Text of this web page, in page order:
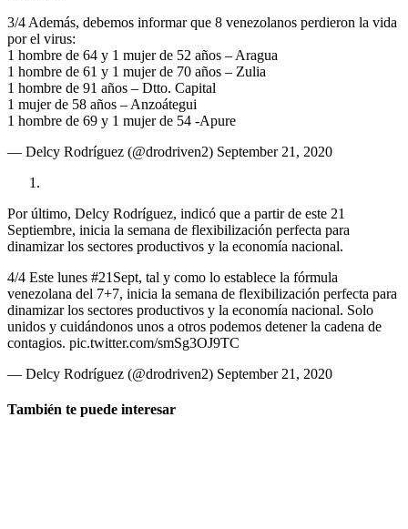
3/4 Además, debemos informar que 8 venezolanos perdieron la vida
por el virus:
1 hombre de 64 y 1 mujer de 52 años – Aragua
1 hombre de 61 y 1 mujer de 70 años – Zulia
1 hombre de 91 años – Dtto. Capital
1 mujer de 58 años – Anzoátegui
1 hombre de 69 y 1 mujer de 54 -Apure
— Delcy Rodríguez (@drodriven2) September 21, 2020
Por último, Delcy Rodríguez, indicó que a partir de este 21
Septiembre, inicia la semana de flexibilización perfecta para
dinamizar los sectores productivos y la economía nacional.
4/4 Este lunes #21Sept, tal y como lo establece la fórmula
venezolana del 7+7, inicia la semana de flexibilización perfecta para
dinamizar los sectores productivos y la economía nacional. Solo
unidos y cuidándonos unos a otros podemos detener la cadena de
contagios. pic.twitter.com/smSg3OJ9TC
— Delcy Rodríguez (@drodriven2) September 21, 2020
También te puede interesar